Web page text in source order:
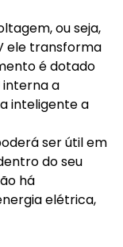
ou seja,
ele transforma
é dotado
interna a
inteligente a
ser útil em
do seu
há
elétrica,